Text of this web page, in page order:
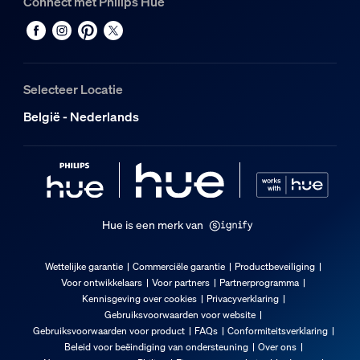
Kleur
Zwart
Milieu
Het product weggooien
Zorg ervoor dat je de lokale wetgeving volgt aan het
Vast ingebouwde LED-lamp
Diversen
Selecteer Locatie
België - Nederlands
Hue is een merk van
Wettelijke garantie Commerciële garantie
Productbeveiliging
Voor ontwikkelaars
Voor partners
Partnerprogramma
Kennisgeving over cookies
Privacyverklaring
Gebruiksvoorwaarden voor website
Gebruiksvoorwaarden voor product
FAQs
Conformiteitsverklaring
Beleid voor beëindiging van ondersteuning
Over ons